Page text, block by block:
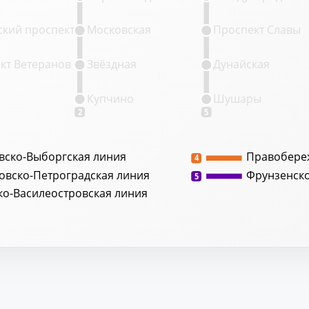
Выборгская линия
Петроградская линия
Василеостровская линия
4
5
2 5
Ветеранов
проспект
Купчино
Звёздная
Московская Проспект Славы
Дунайская
Шушары